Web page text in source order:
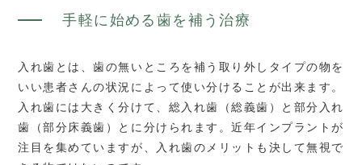
手軽に始める歯を補う治療
入れ歯とは、歯の無いところを補う取り外しタイプの物を
いい患者さんの状況によって使い分けることが出来ます。
入れ歯には大きく分けて、総入れ歯（総義歯）と部分入れ
歯（部分床義歯）とに分けられます。近年インプラントが
注目を集めていますが、入れ歯のメリットも決して無視で